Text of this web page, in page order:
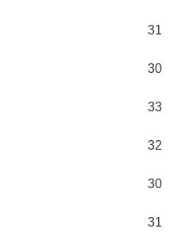
31
30
33
32
30
31